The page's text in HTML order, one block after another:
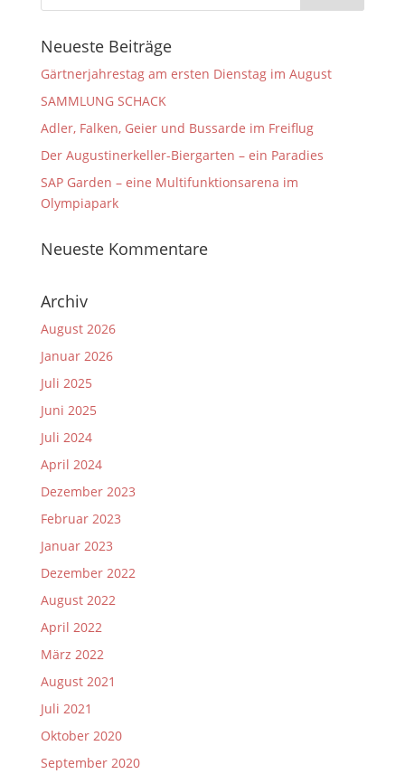
Neueste Beiträge
Gärtnerjahrestag am ersten Dienstag im August
SAMMLUNG SCHACK
Adler, Falken, Geier und Bussarde im Freiflug
Der Augustinerkeller-Biergarten – ein Paradies
SAP Garden – eine Multifunktionsarena im
Olympiapark
Neueste Kommentare
Archiv
August 2026
Januar 2026
Juli 2025
Juni 2025
Juli 2024
April 2024
Dezember 2023
Februar 2023
Januar 2023
Dezember 2022
August 2022
April 2022
März 2022
August 2021
Juli 2021
Oktober 2020
September 2020